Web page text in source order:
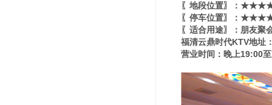
〖地段位置〗：
〖停车位置〗：
〖适合用途〗：朋友聚
福清云鼎时代KTV地址
营业时间：晚上19:00